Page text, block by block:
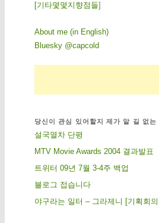
[기 타몇 몇 지 향점 들]
About me (in English)
Bluesky @capcold
당신이 관심 있어할지 제가 알 길 없는
설국열차 단평
MTV Movie Awards 2004 결과발표
트위터 09년 7월 3-4주 백업
블로그 접습니다
야구라는 일터 – 그라제니 [기획회